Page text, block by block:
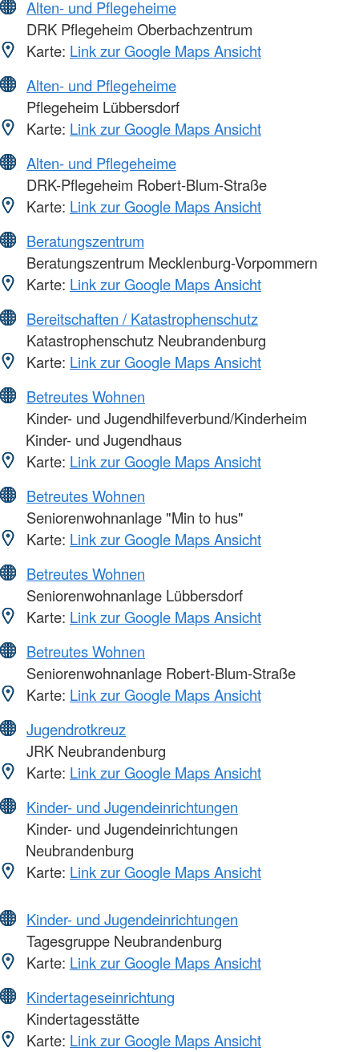
Alten- und Pflegeheime
DRK Pflegeheim Oberbachzentrum
Karte: Link zur Google Maps Ansicht
Alten- und Pflegeheime
Pflegeheim Lübbersdorf
Karte: Link zur Google Maps Ansicht
Alten- und Pflegeheime
DRK-Pflegeheim Robert-Blum-Straße
Karte: Link zur Google Maps Ansicht
Beratungszentrum
Beratungszentrum Mecklenburg-Vorpommern
Karte: Link zur Google Maps Ansicht
Bereitschaften / Katastrophenschutz
Katastrophenschutz Neubrandenburg
Karte: Link zur Google Maps Ansicht
Betreutes Wohnen
Kinder- und Jugendhilfeverbund/Kinderheim
Kinder- und Jugendhaus
Karte: Link zur Google Maps Ansicht
Betreutes Wohnen
Seniorenwohnanlage "Min to hus"
Karte: Link zur Google Maps Ansicht
Betreutes Wohnen
Seniorenwohnanlage Lübbersdorf
Karte: Link zur Google Maps Ansicht
Betreutes Wohnen
Seniorenwohnanlage Robert-Blum-Straße
Karte: Link zur Google Maps Ansicht
Jugendrotkreuz
JRK Neubrandenburg
Karte: Link zur Google Maps Ansicht
Kinder- und Jugendeinrichtungen
Kinder- und Jugendeinrichtungen
Neubrandenburg
Karte: Link zur Google Maps Ansicht
Kinder- und Jugendeinrichtungen
Tagesgruppe Neubrandenburg
Karte: Link zur Google Maps Ansicht
Kindertageseinrichtung
Kindertagesstätte
Karte: Link zur Google Maps Ansicht